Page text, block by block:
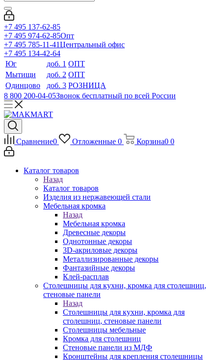
+7 495 137-62-85
+7 495 974-62-85Опт
+7 495 785-11-41Центральный офис
+7 495 134-42-64
Юг
доб. 1 ОПТ
Мытищи
доб. 2 ОПТ
Одинцово
доб. 3 РОЗНИЦА
8 800 200-04-05Звонок бесплатный по всей России
Сравнение0 Отложенные 0 Корзина0 0
Каталог товаров
Назад
Каталог товаров
Изделия из нержавеющей стали
Мебельная кромка
Назад
Мебельная кромка
Древесные декоры
Однотонные декоры
3D-акриловые декоры
Металлизированные декоры
Фантазийные декоры
Клей-расплав
Столешницы для кухни, кромка для столешниц,
стеновые панели
Назад
Столешницы для кухни, кромка для
столешниц, стеновые панели
Столешницы мебельные
Кромка для столешниц
Стеновые панели из МДФ
Кронштейны для крепления столешницы